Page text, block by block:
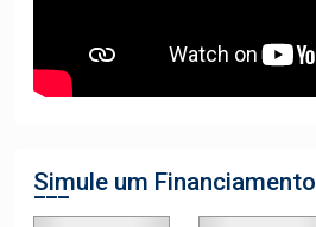
Simule um Financiamento